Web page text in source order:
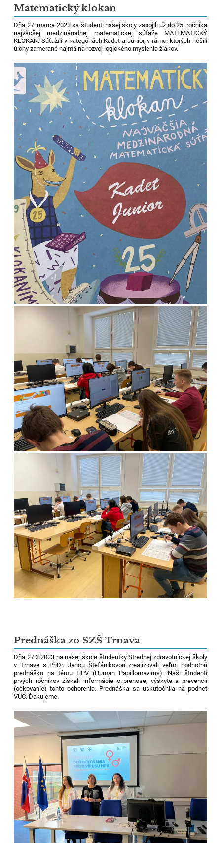
Matematický klokan
Dňa 27. marca 2023 sa študenti našej školy zapojili už do 25. ročníka
najväčšej medzinárodnej matematickej súťaže MATEMATICKÝ
KLOKAN. Súťažili v kategóriách Kadet a Junior, v rámci ktorých riešili
úlohy zamerané najmä na rozvoj logického myslenia žiakov.
Prednáška zo SZŠ Trnava
Dňa 27.3.2023 na našej škole študentky Strednej zdravotníckej školy
v Trnave s PhDr. Janou Štefánikovou zrealizovali veľmi hodnotnú
prednášku na tému HPV (Human Papillomavirus). Naši študenti
prvých ročníkov získali informácie o prenose, výskyte a prevencií
(očkovanie) tohto ochorenia. Prednáška sa uskutočnila na podnet
VÚC. Ďakujeme.